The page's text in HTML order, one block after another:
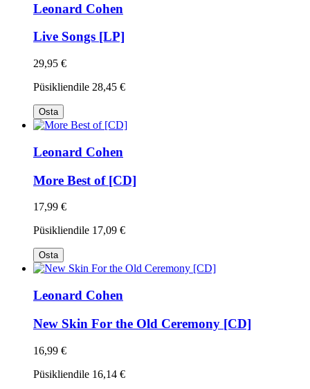
Leonard Cohen
Live Songs [LP]
29,95 €
Püsikliendile 28,45 €
Osta
Leonard Cohen
More Best of [CD]
17,99 €
Püsikliendile 17,09 €
Osta
Leonard Cohen
New Skin For the Old Ceremony [CD]
16,99 €
Püsikliendile 16,14 €